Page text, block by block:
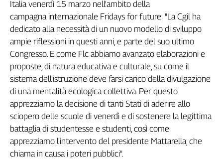
Filctem
Fillea
Filt
Fiom
Fisac
Flai
Flc
Fp
Nidil
Inca
Italia venerdì 15 marzo nell'ambito della
campagna internazionale Fridays for future: "La Cgil ha
dedicato alla necessità di un nuovo modello di sviluppo
ampie riflessioni in questi anni, e parte del suo ultimo
Congresso. E come Flc abbiamo avanzato elaborazioni e
proposte, di natura educativa e culturale, su come il
sistema dell'istruzione deve farsi carico della divulgazione
di una mentalità ecologica collettiva. Per questo
apprezziamo la decisione di tanti Stati di aderire allo
sciopero delle scuole di venerdì e di sostenere la legittima
battaglia di studentesse e studenti, così come
apprezziamo l'intervento del presidente Mattarella, che
chiama in causa i poteri pubblici".